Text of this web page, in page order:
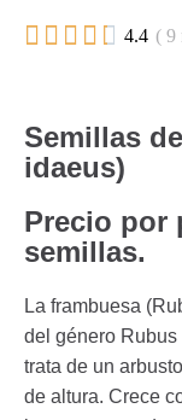
     4.4 ( 9
Semillas
idaeus)
Precio por
semillas.
La frambuesa
del género
trata de un
de altura. Crece